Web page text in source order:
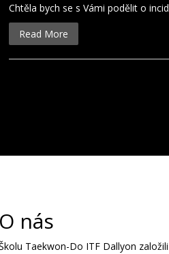
Chtěla bych se s Vámi podělit o
Read More
O nás
Taekwon-Do ITF Dallyon